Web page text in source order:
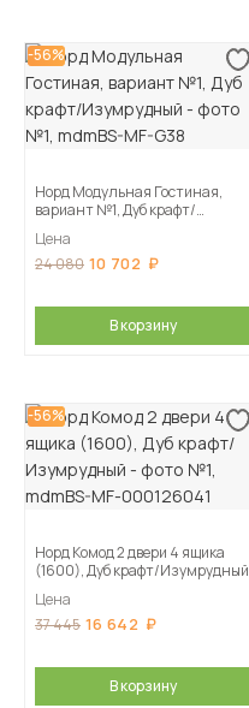
-56%
Норд Модульная Гостиная,
вариант №1, Дуб крафт/
Цена
24 080 10 702
В корзину
-56%
Норд Комод 2 двери 4 ящика
(1600), Дуб крафт/Изумрудный
Цена
37 445 16 642
В корзину